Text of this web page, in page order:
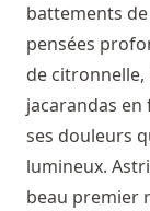
battements
pensées
de
jacarandas en
ses douleurs
lumineux.
beau premier